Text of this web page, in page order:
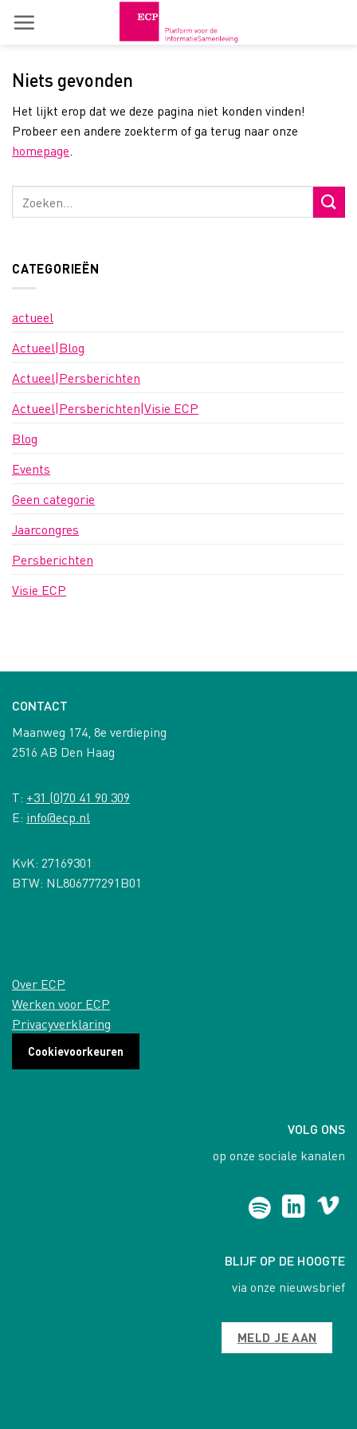
Niets gevonden
Het lijkt erop dat we deze pagina niet konden vinden!
Probeer een andere zoekterm of ga terug naar onze
homepage
CATEGORIEËN
actueel
Actueel|Blog
Actueel|Persberichten
Actueel|Persberichten|Visie ECP
Blog
Events
Geen categorie
Jaarcongres
Persberichten
Visie ECP
CONTACT
Maanweg 174, 8e verdieping
2516 AB Den Haag
T: +31 (0)70 41 90 309
E: info@ecp.nl
KvK: 27169301
BTW: NL806777291B01
Over ECP
Werken voor ECP
Privacyverklaring
Cookievoorkeuren
VOLG ONS
op onze sociale kanalen
BLIJF OP DE HOOGTE
via onze nieuwsbrief
MELD JE AAN